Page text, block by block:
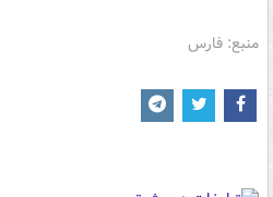
منبع: فارس